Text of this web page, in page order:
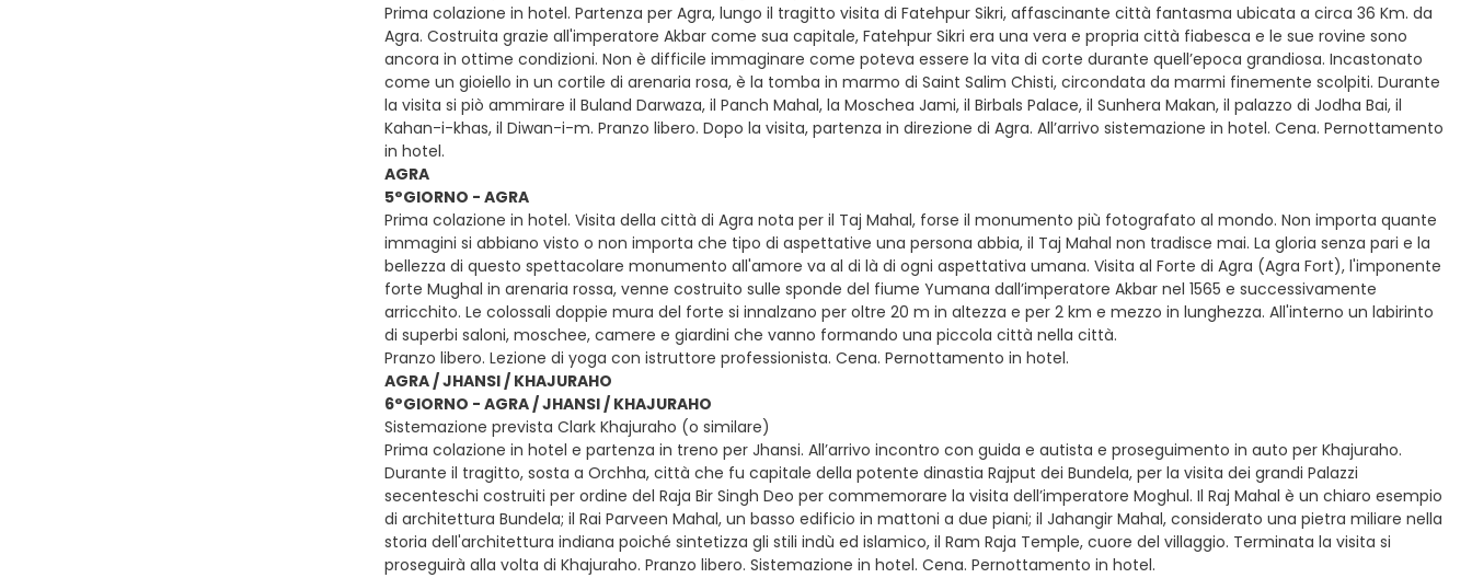
Prima colazione in hotel. Partenza per Agra, lungo il tragitto visita di Fatehpur Sikri, affascinante città fantasma ubicata a circa 36 Km. da
Agra. Costruita grazie all'imperatore Akbar come sua capitale, Fatehpur Sikri era una vera e propria città fiabesca e le sue rovine sono
ancora in ottime condizioni. Non è difficile immaginare come poteva essere la vita di corte durante quell’epoca grandiosa. Incastonato
come un gioiello in un cortile di arenaria rosa, è la tomba in marmo di Saint Salim Chisti, circondata da marmi finemente scolpiti. Durante
la visita si piò ammirare il Buland Darwaza, il Panch Mahal, la Moschea Jami, il Birbals Palace, il Sunhera Makan, il palazzo di Jodha Bai, il
Kahan-i-khas, il Diwan-i-m. Pranzo libero. Dopo la visita, partenza in direzione di Agra. All’arrivo sistemazione in hotel. Cena. Pernottamento
in hotel.
AGRA
5°GIORNO - AGRA
Prima colazione in hotel. Visita della città di Agra nota per il Taj Mahal, forse il monumento più fotografato al mondo. Non importa quante
immagini si abbiano visto o non importa che tipo di aspettative una persona abbia, il Taj Mahal non tradisce mai. La gloria senza pari e la
bellezza di questo spettacolare monumento all'amore va al di là di ogni aspettativa umana. Visita al Forte di Agra (Agra Fort), l'imponente
forte Mughal in arenaria rossa, venne costruito sulle sponde del fiume Yumana dall’imperatore Akbar nel 1565 e successivamente
arricchito. Le colossali doppie mura del forte si innalzano per oltre 20 m in altezza e per 2 km e mezzo in lunghezza. All'interno un labirinto
di superbi saloni, moschee, camere e giardini che vanno formando una piccola città nella città.
Pranzo libero. Lezione di yoga con istruttore professionista. Cena. Pernottamento in hotel.
AGRA / JHANSI / KHAJURAHO
6°GIORNO - AGRA / JHANSI / KHAJURAHO
Sistemazione prevista Clark Khajuraho (o similare)
Prima colazione in hotel e partenza in treno per Jhansi. All’arrivo incontro con guida e autista e proseguimento in auto per Khajuraho.
Durante il tragitto, sosta a Orchha, città che fu capitale della potente dinastia Rajput dei Bundela, per la visita dei grandi Palazzi
secenteschi costruiti per ordine del Raja Bir Singh Deo per commemorare la visita dell’imperatore Moghul. Il Raj Mahal è un chiaro esempio
di architettura Bundela; il Rai Parveen Mahal, un basso edificio in mattoni a due piani; il Jahangir Mahal, considerato una pietra miliare nella
storia dell'architettura indiana poiché sintetizza gli stili indù ed islamico, il Ram Raja Temple, cuore del villaggio. Terminata la visita si
proseguirà alla volta di Khajuraho. Pranzo libero. Sistemazione in hotel. Cena. Pernottamento in hotel.